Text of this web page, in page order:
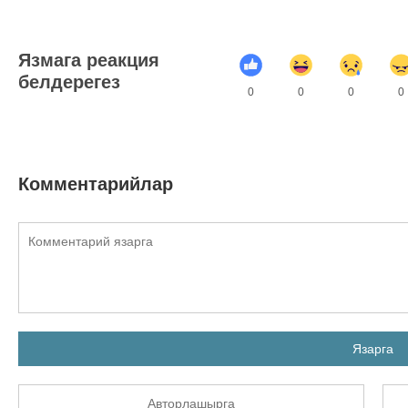
Язмага реакция
белдерегез
0 0 0 0
Комментарийлар
Язарга
Авторлашырга